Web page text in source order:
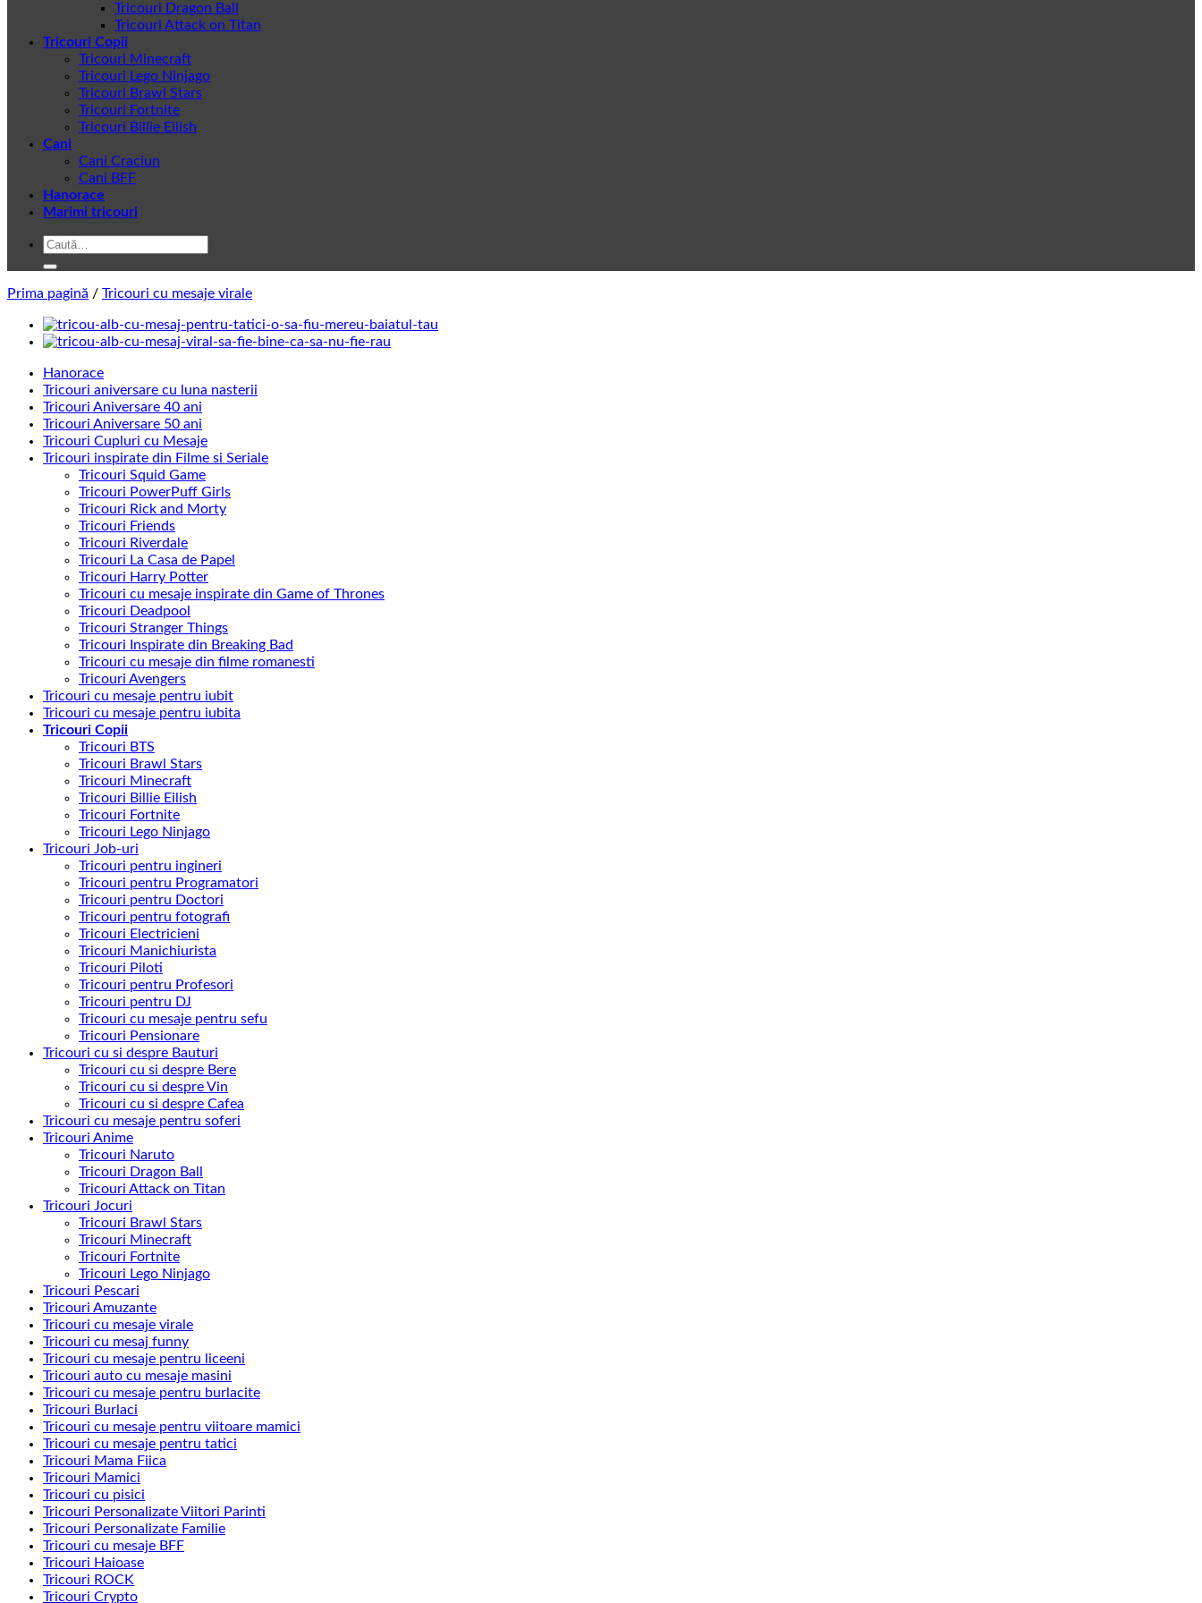
Tricouri Dragon Ball
Tricouri Attack on Titan
Tricouri Copii
Tricouri Minecraft
Tricouri Lego Ninjago
Tricouri Brawl Stars
Tricouri Fortnite
Tricouri Billie Eilish
Cani
Cani Craciun
Cani BFF
Hanorace
Marimi tricouri
Caută
Prima pagină / Tricouri cu mesaje virale
Hanorace
Tricouri aniversare cu luna nasterii
Tricouri Aniversare 40 ani
Tricouri Aniversare 50 ani
Tricouri Cupluri cu Mesaje
Tricouri inspirate din Filme si Seriale
Tricouri Squid Game
Tricouri PowerPuff Girls
Tricouri Rick and Morty
Tricouri Friends
Tricouri Riverdale
Tricouri La Casa de Papel
Tricouri Harry Potter
Tricouri cu mesaje inspirate din Game of Thrones
Tricouri Deadpool
Tricouri Stranger Things
Tricouri Inspirate din Breaking Bad
Tricouri cu mesaje din filme romanesti
Tricouri Avengers
Tricouri cu mesaje pentru iubit
Tricouri cu mesaje pentru iubita
Tricouri Copii
Tricouri BTS
Tricouri Brawl Stars
Tricouri Minecraft
Tricouri Billie Eilish
Tricouri Fortnite
Tricouri Lego Ninjago
Tricouri Job-uri
Tricouri pentru ingineri
Tricouri pentru Programatori
Tricouri pentru Doctori
Tricouri pentru fotografi
Tricouri Electricieni
Tricouri Manichiurista
Tricouri Piloti
Tricouri pentru Profesori
Tricouri pentru DJ
Tricouri cu mesaje pentru sefu
Tricouri Pensionare
Tricouri cu si despre Bauturi
Tricouri cu si despre Bere
Tricouri cu si despre Vin
Tricouri cu si despre Cafea
Tricouri cu mesaje pentru soferi
Tricouri Anime
Tricouri Naruto
Tricouri Dragon Ball
Tricouri Attack on Titan
Tricouri Jocuri
Tricouri Brawl Stars
Tricouri Minecraft
Tricouri Fortnite
Tricouri Lego Ninjago
Tricouri Pescari
Tricouri Amuzante
Tricouri cu mesaje virale
Tricouri cu mesaj funny
Tricouri cu mesaje pentru liceeni
Tricouri auto cu mesaje masini
Tricouri cu mesaje pentru burlacite
Tricouri Burlaci
Tricouri cu mesaje pentru viitoare mamici
Tricouri cu mesaje pentru tatici
Tricouri Mama Fiica
Tricouri Mamici
Tricouri cu pisici
Tricouri Personalizate Viitori Parinti
Tricouri Personalizate Familie
Tricouri cu mesaje BFF
Tricouri Haioase
Tricouri ROCK
Tricouri Crypto